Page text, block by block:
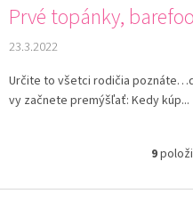
Prvé topánky,
23.3.2022
Určite to všetci rodičia
vy začnete premýšľať: Kedy kúp...
9